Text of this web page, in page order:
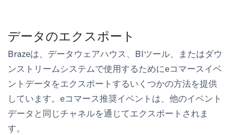
データのエクスポート
Brazeは、データウェアハウス、BIツール、またはダウ
ンストリームシステムで使用するためにeコマースイベ
ントデータをエクスポートするいくつかの方法を提供
しています。eコマース推奨イベントは、他のイベント
データと同じチャネルを通じてエクスポートされま
す。